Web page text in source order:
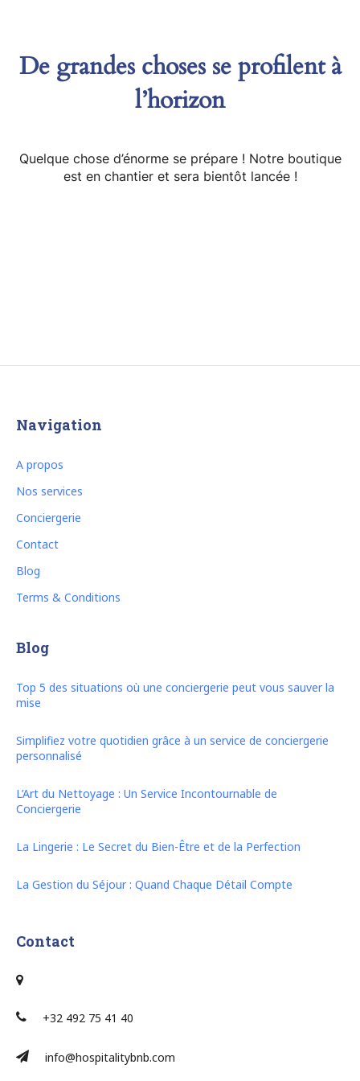
De grandes choses se profilent à
l’horizon
Quelque chose d’énorme se prépare ! Notre boutique
est en chantier et sera bientôt lancée !
Navigation
A propos
Nos services
Conciergerie
Contact
Blog
Terms & Conditions
Blog
Top 5 des situations où une conciergerie peut vous sauver la
mise
Simplifiez votre quotidien grâce à un service de conciergerie
personnalisé
L’Art du Nettoyage : Un Service Incontournable de
Conciergerie
La Lingerie : Le Secret du Bien-Être et de la Perfection
La Gestion du Séjour : Quand Chaque Détail Compte
Contact
+32 492 75 41 40
info@hospitalitybnb.com